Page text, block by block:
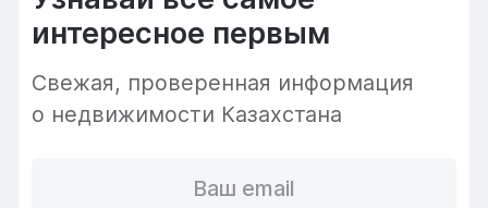
интересное первым
Cвежая, проверенная информация
о недвижимости Казахстана